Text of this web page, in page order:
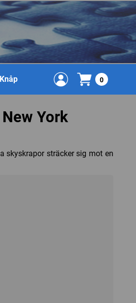
0
York
skyskrapor sträcker sig mot en